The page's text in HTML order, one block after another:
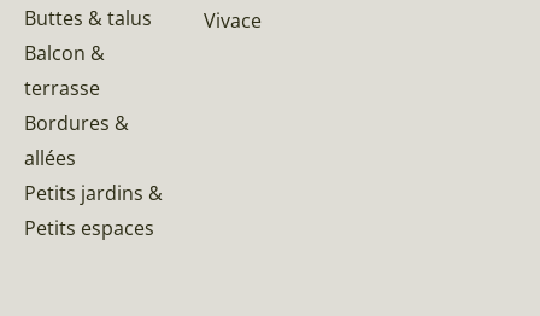
Buttes & talus
Balcon &
terrasse
Bordures &
allées
Petits jardins &
Petits espaces
Vivace